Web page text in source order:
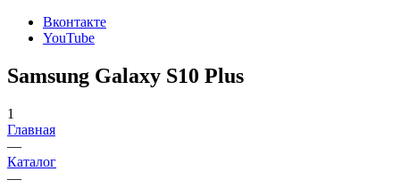
Вконтакте
YouTube
Samsung Galaxy S10 Plus
1
Главная
—
Каталог
—